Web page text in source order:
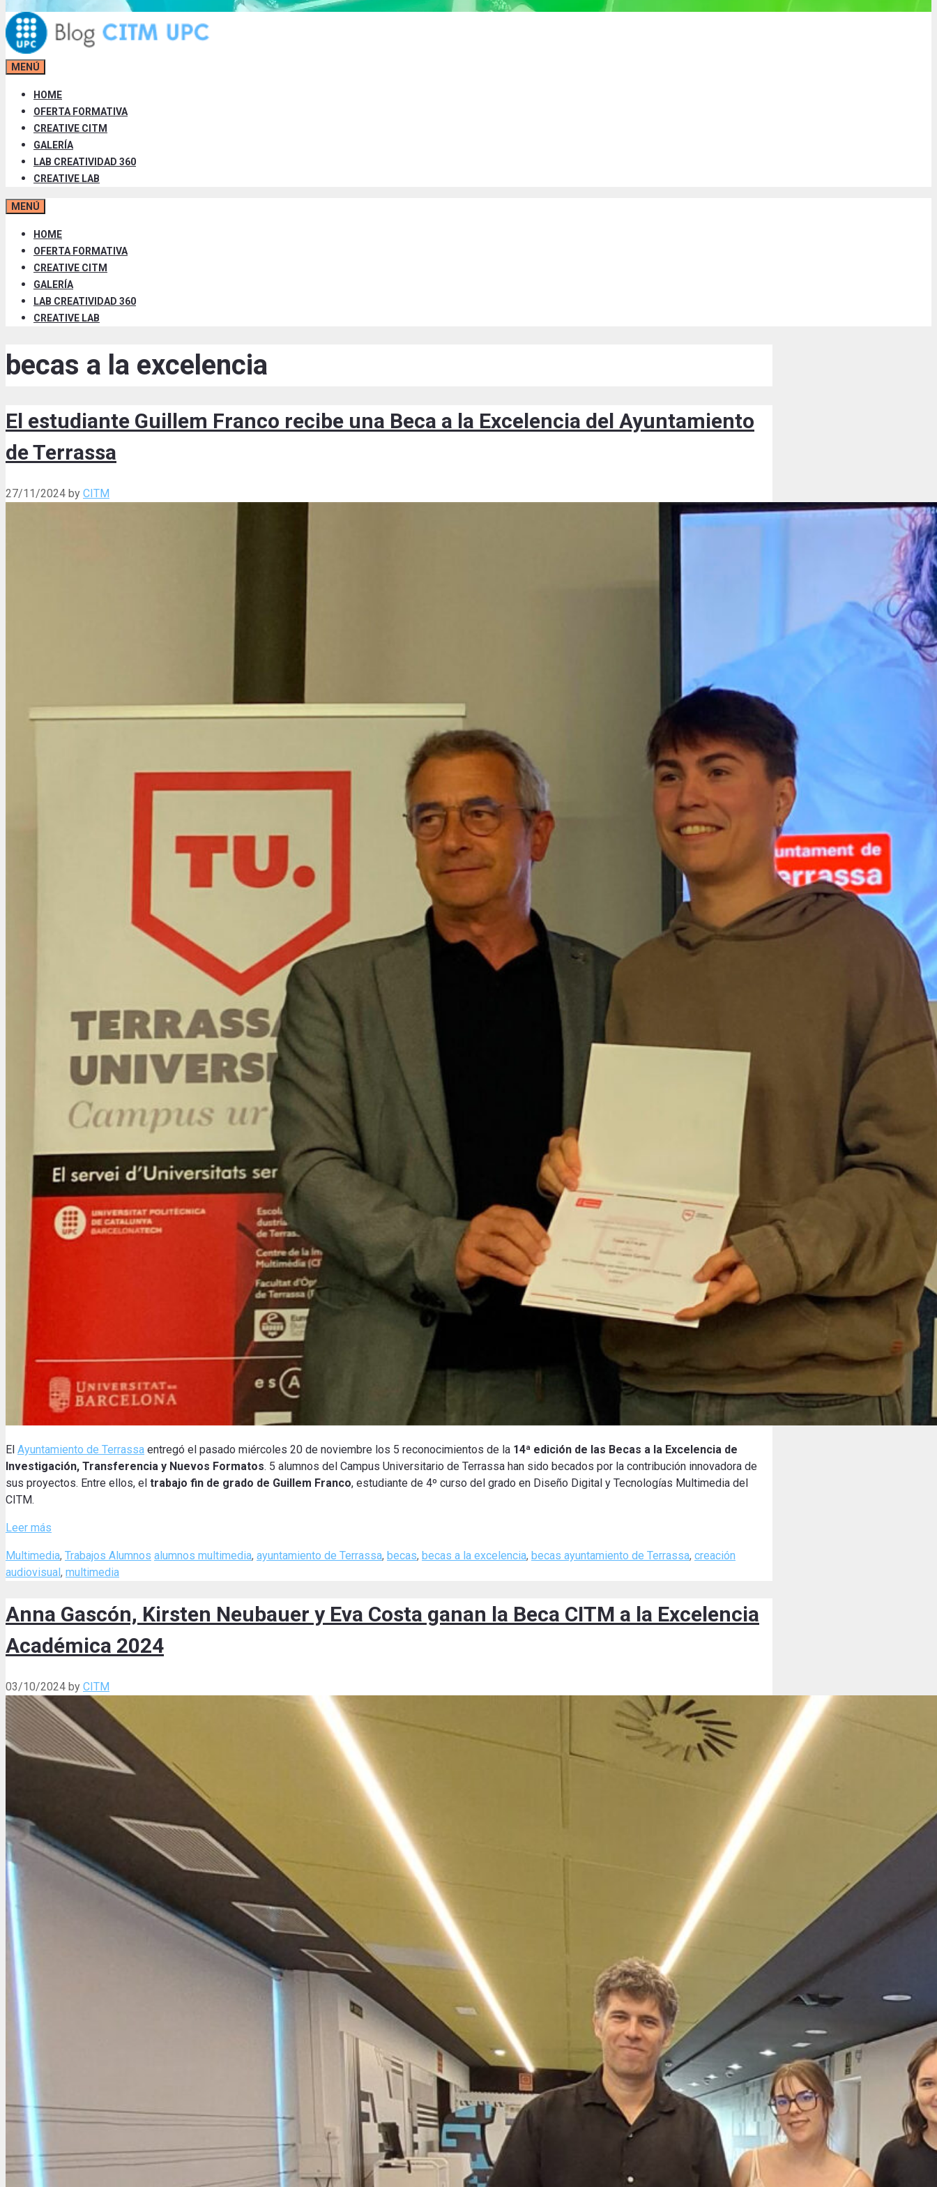
MENÚ
HOME
OFERTA FORMATIVA
CREATIVE CITM
GALERÍA
LAB CREATIVIDAD 360
CREATIVE LAB
MENÚ
HOME
OFERTA FORMATIVA
CREATIVE CITM
GALERÍA
LAB CREATIVIDAD 360
CREATIVE LAB
becas a la excelencia
El estudiante Guillem Franco recibe una Beca a la Excelencia del Ayuntamiento
de Terrassa
27/11/2024 by CITM
El Ayuntamiento de Terrassa entregó el pasado miércoles 20 de noviembre los 5 reconocimientos de la 14ª edición de las Becas a la Excelencia de
Investigación, Transferencia y Nuevos Formatos. 5 alumnos del Campus Universitario de Terrassa han sido becados por la contribución innovadora de
sus proyectos. Entre ellos, el trabajo fin de grado de Guillem Franco, estudiante de 4º curso del grado en Diseño Digital y Tecnologías Multimedia del
CITM.
Leer más
Categories
Multimedia, Trabajos Alumnos Tags
alumnos multimedia, ayuntamiento de Terrassa, becas, becas a la excelencia, becas ayuntamiento de Terrassa, creación
audiovisual, multimedia
Anna Gascón, Kirsten Neubauer y Eva Costa ganan la Beca CITM a la Excelencia
Académica 2024
03/10/2024 by CITM